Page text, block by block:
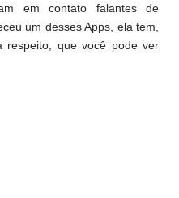
em contato falantes de
um desses Apps, ela tem,
respeito, que você pode ver